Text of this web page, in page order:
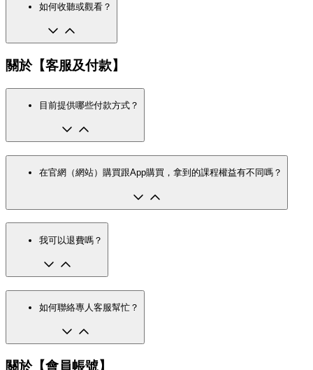
如何收聽或觀看？
關於【客服及付款】
目前提供哪些付款方式？
在官網（網站）購買跟App購買，拿到的課程權益有不同嗎？
我可以退費嗎？
如何聯絡專人客服幫忙？
關於【會員帳號】